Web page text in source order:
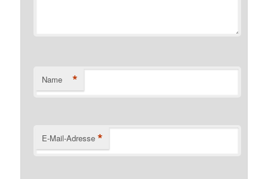
Name *
E-Mail-Adresse *